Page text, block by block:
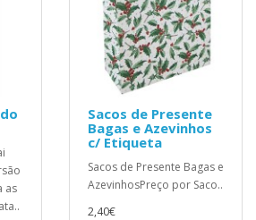
as
Sacos de Presente
Bagas e Azevinhos
c/ Etiqueta
Sacos de Presente Bagas e
AzevinhosPreço por Saco..
2,40€